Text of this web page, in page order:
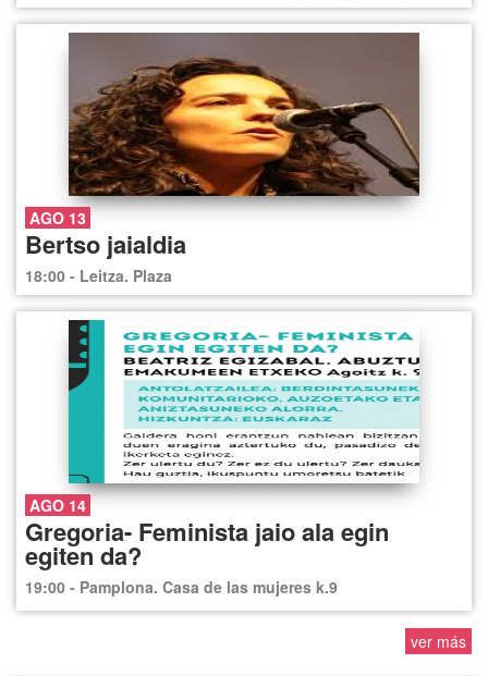
AGO 13
Bertso jaialdia
18:00 - Leitza. Plaza
AGO 14
Gregoria- Feminista jaio ala egin
egiten da?
19:00 - Pamplona. Casa de las mujeres k.9
ver más